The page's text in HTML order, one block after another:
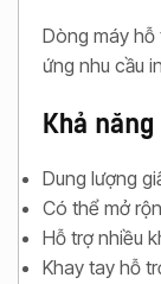
Dòng máy hỗ
ứng nhu cầu
Khả
Dung lượng
Có thể mở
Hỗ trợ nhiều
Khay tay hỗ